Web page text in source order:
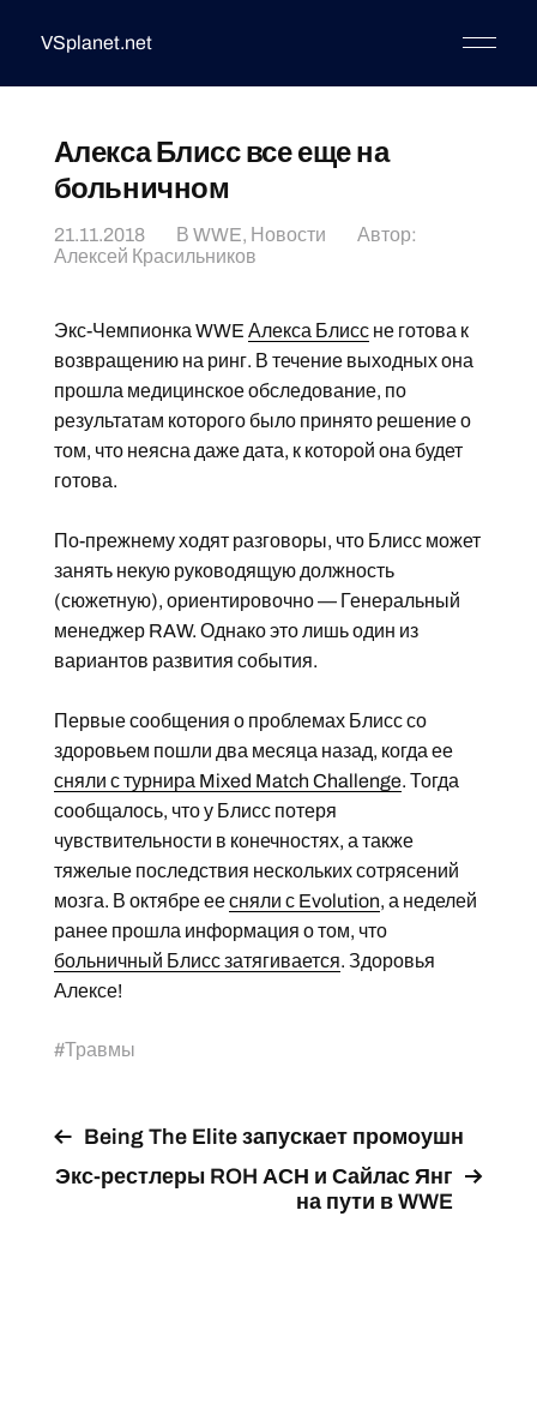
VSplanet.net
Алекса Блисс все еще на
больничном
21.11.2018 В WWE, Новости
Автор:
Алексей Красильников
Экс-Чемпионка WWE Алекса Блиссне готова к
возвращению на ринг. В течение выходных она
прошла медицинское обследование, по
результатам которого было принято решение о
том, что неясна даже дата, к которой она будет
готова.
По-прежнему ходят разговоры, что Блисс может
занять некую руководящую должность
(сюжетную), ориентировочно — Генеральный
менеджер RAW. Однако это лишь один из
вариантов развития события.
Первые сообщения о проблемах Блисс со
здоровьем пошли два месяца назад, когда ее
сняли с турнира Mixed Match Challenge. Тогда
сообщалось, что у Блисс потеря
чувствительности в конечностях, а также
тяжелые последствия нескольких сотрясений
мозга. В октябре еесняли с Evolution, а неделей
ранее прошла информация о том, что
больничный Блисс затягивается. Здоровья
Алексе!
#Травмы
Being The Elite запускает промоушн
Экс-рестлеры ROH АСН и Сайлас Янг
на пути в WWE